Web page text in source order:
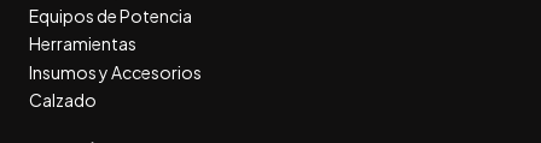
Equipos de Potencia
Herramientas
Insumos y Accesorios
Calzado